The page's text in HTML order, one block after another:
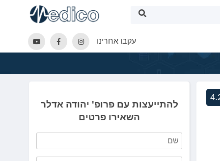
עקבו אחרינו
להתייעצות עם פרופ' יהודה אדלר
השאירו פרטים